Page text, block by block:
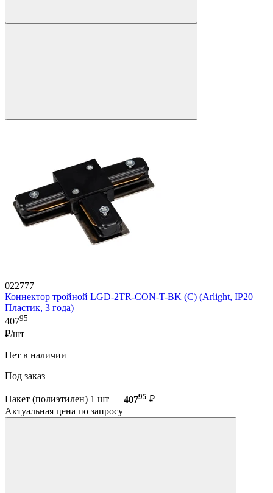
022777
Коннектор тройной LGD-2TR-CON-T-BK (C) (Arlight, IP20
Пластик, 3 года)
40795
₽/шт
Нет в наличии
Под заказ
Пакет (полиэтилен) 1 шт — 40795 ₽
Актуальная цена по запросу